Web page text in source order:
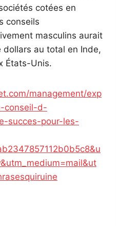
cotées en
conseils
masculins aurait
au total en Inde,
États-Unis.
management/exp
conseil-d-
succes-pour-les-